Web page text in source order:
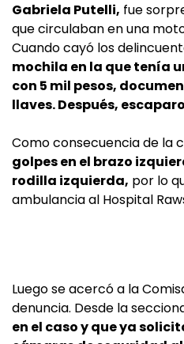
Gabriela Putelli, fue
que circulaban en una
Cuando cayó los
mochila en la que tenía
con 5 mil pesos,
llaves. Después,
Como consecuencia de la
golpes en el brazo
rodilla izquierda, por lo
ambulancia al Hospital
Luego se acercó a la
denuncia. Desde la
en el caso y que ya